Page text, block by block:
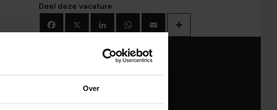
Over
Deel deze vacature
WhatsApp
Email